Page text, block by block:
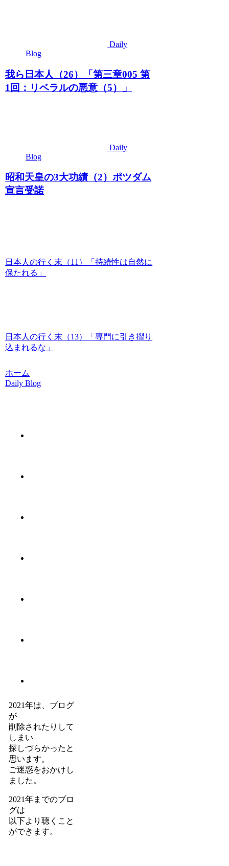
Daily
Blog
我ら日本人（26）「第三章005 第
1回：リベラルの悪意（5）」
Daily
Blog
昭和天皇の3大功績（2）ポツダム
宣言受諾
日本人の行く末（11）「持続性は自然に
保たれる」
日本人の行く末（13）「専門に引き摺り
込まれるな」
ホーム
Daily Blog
2021年は、ブログ
が
削除されたりして
しまい
探しづらかったと
思います。
ご迷惑をおかけし
ました。
2021年までのブロ
グは
以下より聴くこと
ができます。